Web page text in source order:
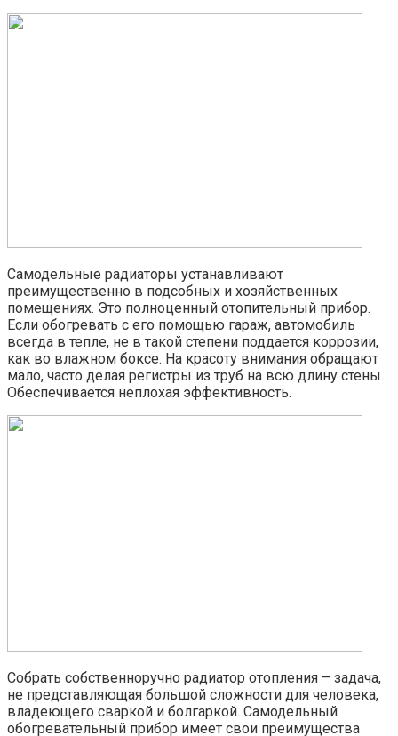
Самодельные радиаторы устанавливают
преимущественно в подсобных и хозяйственных
помещениях. Это полноценный отопительный прибор.
Если обогревать с его помощью гараж, автомобиль
всегда в тепле, не в такой степени поддается коррозии,
как во влажном боксе. На красоту внимания обращают
мало, часто делая регистры из труб на всю длину стены.
Обеспечивается неплохая эффективность.
Собрать собственноручно радиатор отопления – задача,
не представляющая большой сложности для человека,
владеющего сваркой и болгаркой. Самодельный
обогревательный прибор имеет свои преимущества